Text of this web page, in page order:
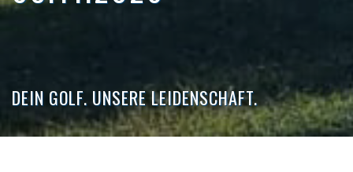
DEIN GOLF. UNSERE LEIDENSCHAFT.